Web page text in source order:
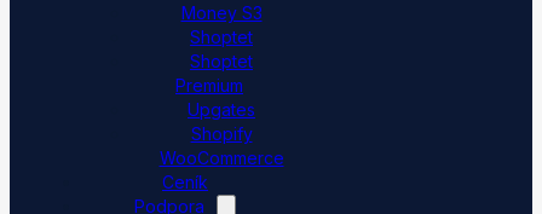
Money S3
Shoptet
Shoptet
Premium
Upgates
Shopify
WooCommerce
Ceník
Podpora